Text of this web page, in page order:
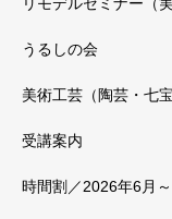
うるしの会
美術工芸（陶芸・七
受講案内
時間割／2026年6月～